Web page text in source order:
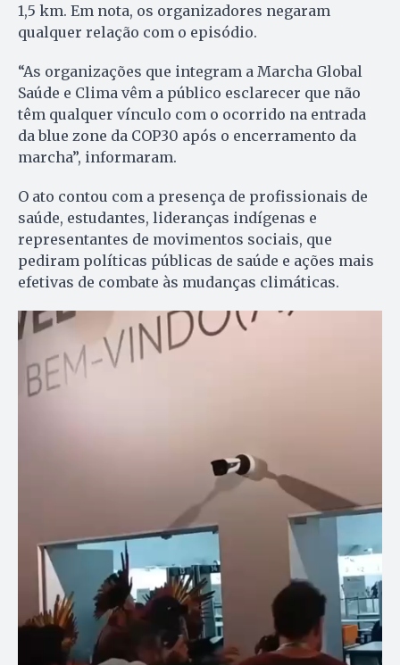
1,5 km. Em nota, os organizadores negaram
qualquer relação com o episódio.
“As organizações que integram a Marcha Global
Saúde e Clima vêm a público esclarecer que não
têm qualquer vínculo com o ocorrido na entrada
da blue zone da COP30 após o encerramento da
marcha”, informaram.
O ato contou com a presença de profissionais de
saúde, estudantes, lideranças indígenas e
representantes de movimentos sociais, que
pediram políticas públicas de saúde e ações mais
efetivas de combate às mudanças climáticas.